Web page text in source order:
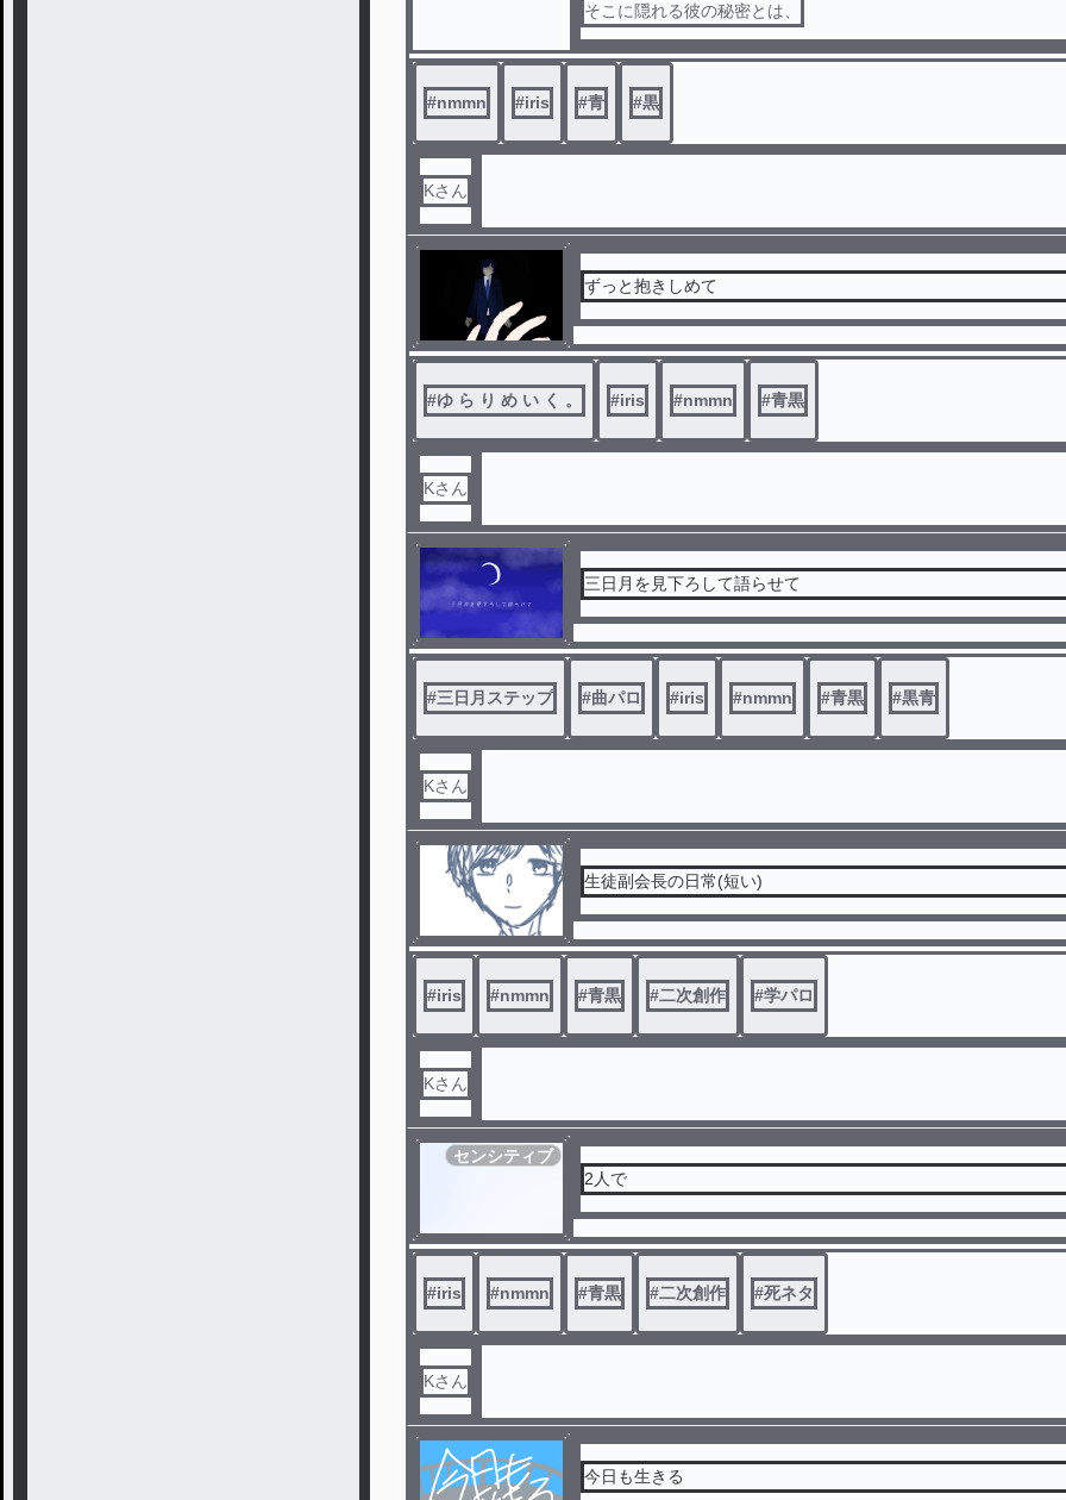
そこに隠れる彼の秘密とは、
#nmmn #iris #青 #黒
Kさん
ずっと抱きしめて
#ゆ ら り め い く 。 #iris #nmmn #青黒
Kさん
三日月を見下ろして語らせて
#三日月ステップ #曲パロ #iris #nmmn #青黒 #黒青
Kさん
生徒副会長の日常(短い)
#iris #nmmn #青黒 #二次創作 #学パロ
Kさん
センシティブ
2人で
#iris #nmmn #青黒 #二次創作 #死ネタ
Kさん
今日も生きる